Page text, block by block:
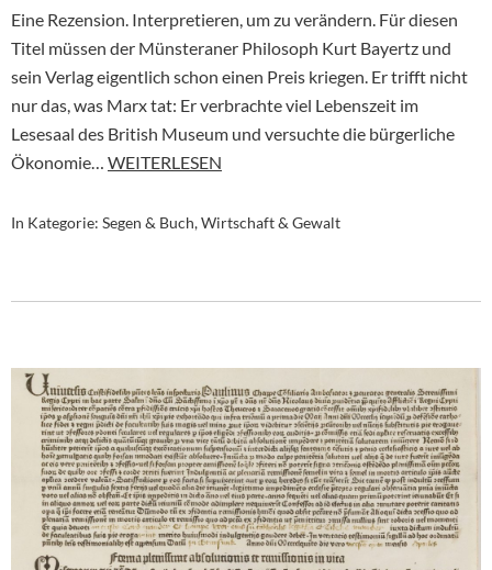
Eine Rezension. Interpretieren, um zu verändern. Für diesen
Titel müssen der Münsteraner Philosoph Kurt Bayertz und
sein Verlag eigentlich schon einen Preis kriegen. Er trifft nicht
nur das, was Marx tat: Er verbrachte viel Lebenszeit im
Lesesaal des British Museum und versuchte die bürgerliche
Ökonomie… WEITERLESEN
In Kategorie: Segen & Buch,Wirtschaft & Gewalt